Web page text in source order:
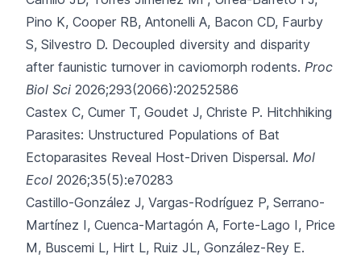
Pino K, Cooper RB, Antonelli A, Bacon CD, Faurby
S, Silvestro D. Decoupled diversity and disparity
after faunistic turnover in caviomorph rodents. Proc
Biol Sci 2026;293(2066):20252586
Castex C, Cumer T, Goudet J, Christe P. Hitchhiking
Parasites: Unstructured Populations of Bat
Ectoparasites Reveal Host-Driven Dispersal. Mol
Ecol 2026;35(5):e70283
Castillo-González J, Vargas-Rodríguez P, Serrano-
Martínez I, Cuenca-Martagón A, Forte-Lago I, Price
M, Buscemi L, Hirt L, Ruiz JL, González-Rey E.